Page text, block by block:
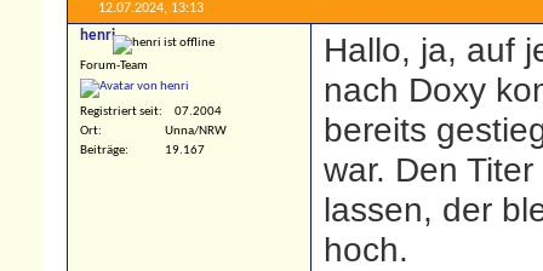
12.07.2024, 13:13
henri
Forum-Team
Registriert seit
07.2004
Ort
Unna/NRW
Beiträge
19.167
Hallo, ja, auf
nach Doxy
bereits
war. Den
lassen, der
hoch.